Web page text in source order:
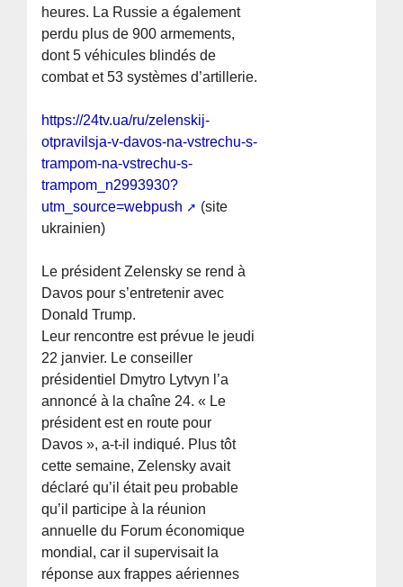
heures. La Russie a également
perdu plus de 900 armements,
dont 5 véhicules blindés de
combat et 53 systèmes d’artillerie.
https://24tv.ua/ru/zelenskij-
otpravilsja-v-davos-na-vstrechu-s-
trampom-na-vstrechu-s-
trampom_n2993930?
utm_source=webpush
(site
ukrainien)
Le président Zelensky se rend à
Davos pour s’entretenir avec
Donald Trump.
Leur rencontre est prévue le jeudi
22 janvier. Le conseiller
présidentiel Dmytro Lytvyn l’a
annoncé à la chaîne 24. « Le
président est en route pour
Davos », a-t-il indiqué. Plus tôt
cette semaine, Zelensky avait
déclaré qu’il était peu probable
qu’il participe à la réunion
annuelle du Forum économique
mondial, car il supervisait la
réponse aux frappes aériennes